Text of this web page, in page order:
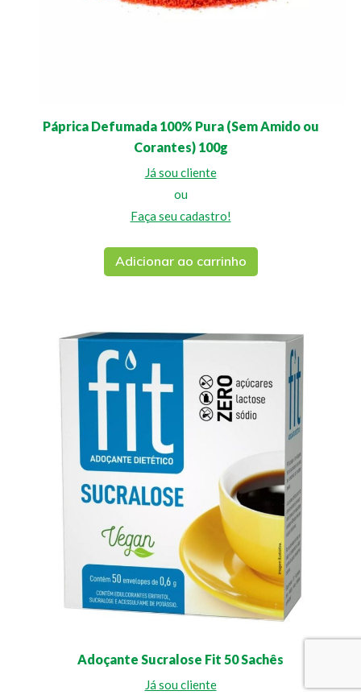
Páprica Defumada 100% Pura (Sem Amido ou
Corantes) 100g
Já sou cliente
ou
Faça seu cadastro!
Adicionar ao carrinho
Adoçante Sucralose Fit 50 Sachês
Já sou cliente